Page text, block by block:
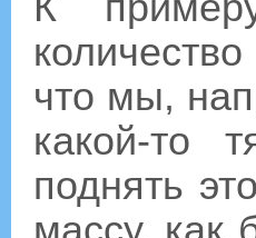
что мы,
какой-то
поднять